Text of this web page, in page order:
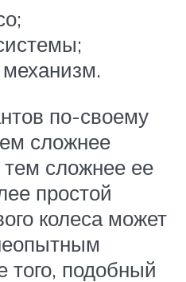
по-своему
сложнее
сложнее ее
простой
колеса может
того, подобный